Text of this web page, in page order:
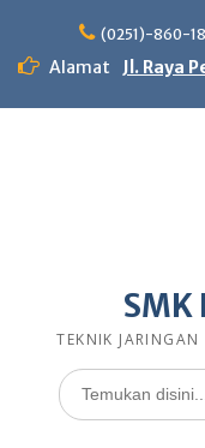
content
(0251)-860-
Alamat Jl. Raya
SMK
TEKNIK
Search
for: